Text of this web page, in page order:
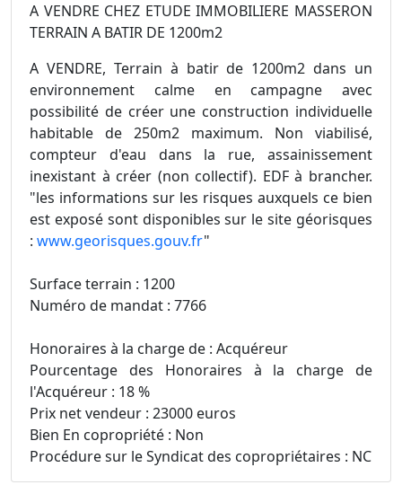
A VENDRE CHEZ ETUDE IMMOBILIERE MASSERON
TERRAIN A BATIR DE 1200m2
A VENDRE, Terrain à batir de 1200m2 dans un
environnement calme en campagne avec
possibilité de créer une construction individuelle
habitable de 250m2 maximum. Non viabilisé,
compteur d'eau dans la rue, assainissement
inexistant à créer (non collectif). EDF à brancher.
"les informations sur les risques auxquels ce bien
est exposé sont disponibles sur le site géorisques
: www.georisques.gouv.fr"
Surface terrain : 1200
Numéro de mandat : 7766
Honoraires à la charge de : Acquéreur
Pourcentage des Honoraires à la charge de
l'Acquéreur : 18 %
Prix net vendeur : 23000 euros
Bien En copropriété : Non
Procédure sur le Syndicat des copropriétaires : NC